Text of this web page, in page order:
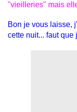
"vieilleries" mais
Bon je vous laisse,
cette nuit... faut que